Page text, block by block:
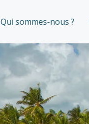
Qui sommes-nous ?